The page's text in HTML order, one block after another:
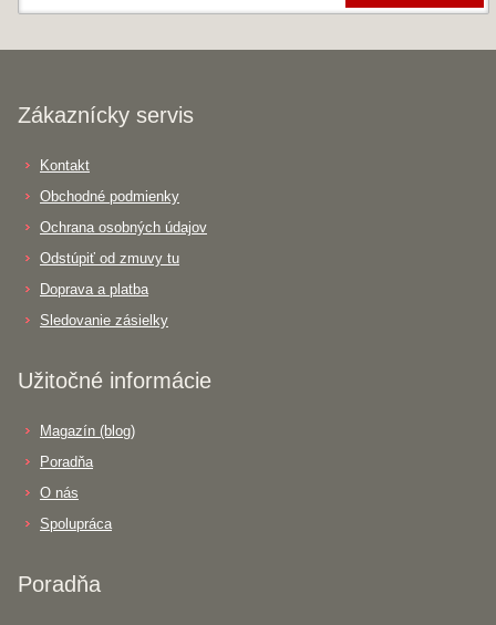
Zákaznícky servis
Kontakt
Obchodné podmienky
Ochrana osobných údajov
Odstúpiť od zmuvy tu
Doprava a platba
Sledovanie zásielky
Užitočné informácie
Magazín (blog)
Poradňa
O nás
Spolupráca
Poradňa